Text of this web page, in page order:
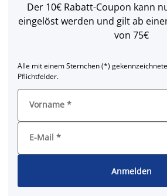
Der 10€ Rabatt-Coupon kann
eingelöst werden und gilt ab
von 75€
Alle mit einem Sternchen (*)
Pflichtfelder.
Vorname *
E-Mail *
Anmelden